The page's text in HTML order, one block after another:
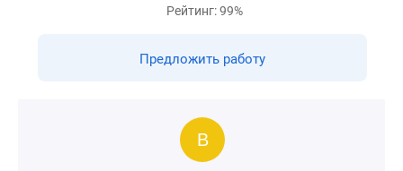
Рейтинг: 99%
Предложить работу